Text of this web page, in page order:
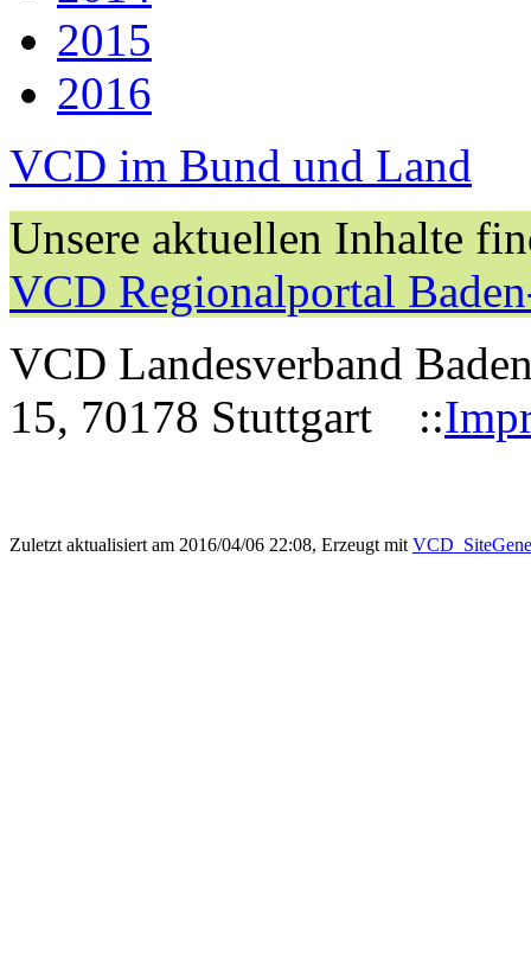
2015
2016
VCD im Bund und Land
Unsere aktuellen Inhalte
VCD Regionalportal
VCD Landesverband
15, 70178 Stuttgart ::
Zuletzt aktualisiert am 2016/04/06 22:08, Erzeugt mit